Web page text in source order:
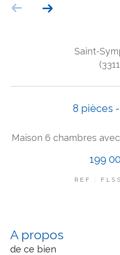
Saint-
8 pièces -
Maison 6 chambres
199
REF :
a propos
de ce bien